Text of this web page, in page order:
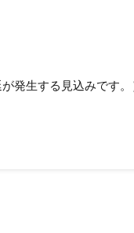
発生する見込みです。